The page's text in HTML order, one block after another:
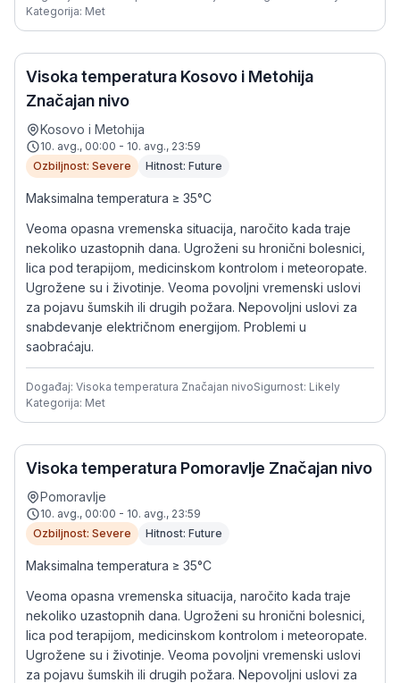
Kategorija: Met
Visoka temperatura Kosovo i Metohija
Značajan nivo
Kosovo i Metohija
10. avg., 00:00 - 10. avg., 23:59
Ozbiljnost: Severe
Hitnost: Future
Maksimalna temperatura ≥ 35°C
Veoma opasna vremenska situacija, naročito kada traje
nekoliko uzastopnih dana. Ugroženi su hronični bolesnici,
lica pod terapijom, medicinskom kontrolom i meteoropate.
Ugrožene su i životinje. Veoma povoljni vremenski uslovi
za pojavu šumskih ili drugih požara. Nepovoljni uslovi za
snabdevanje električnom energijom. Problemi u
saobraćaju.
Događaj: Visoka temperatura Značajan nivoSigurnost: Likely
Kategorija: Met
Visoka temperatura Pomoravlje Značajan nivo
Pomoravlje
10. avg., 00:00 - 10. avg., 23:59
Ozbiljnost: Severe
Hitnost: Future
Maksimalna temperatura ≥ 35°C
Veoma opasna vremenska situacija, naročito kada traje
nekoliko uzastopnih dana. Ugroženi su hronični bolesnici,
lica pod terapijom, medicinskom kontrolom i meteoropate.
Ugrožene su i životinje. Veoma povoljni vremenski uslovi
za pojavu šumskih ili drugih požara. Nepovoljni uslovi za